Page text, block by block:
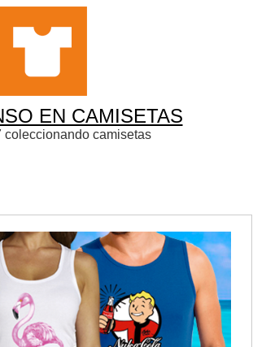
EN CAMISETAS
coleccionando camisetas